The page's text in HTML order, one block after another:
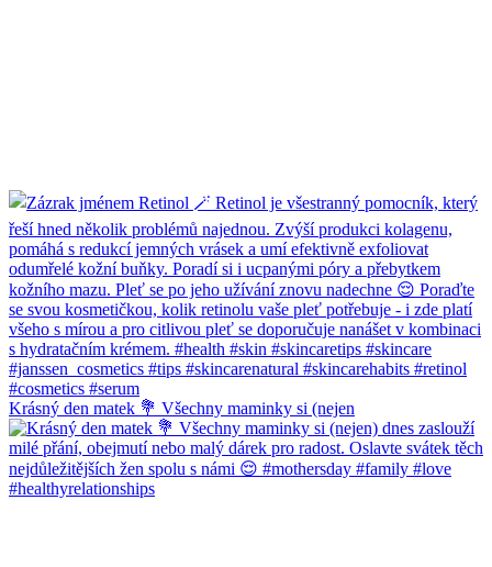
Krásný den matek 💐 Všechny maminky si (nejen